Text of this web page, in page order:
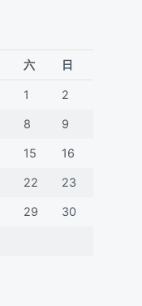
六 日
1 2
8 9
15 16
22 23
29 30